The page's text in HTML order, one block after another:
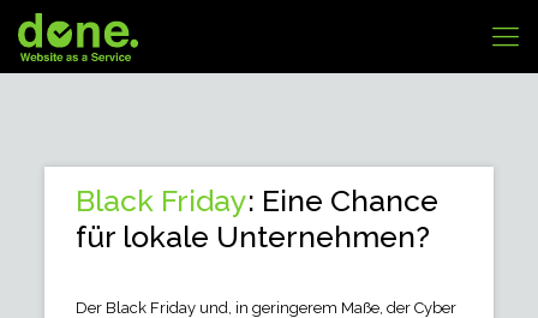
Black Friday: Eine Chance
für lokale Unternehmen?
Der Black Friday und, in geringerem Maße, der Cyber